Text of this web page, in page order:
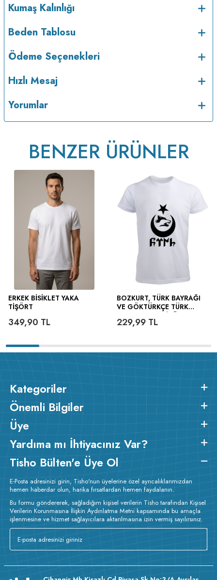
Kumaş Kalınlığı
Beden Tablosu
Ödeme Seçenekleri
Hızlı Mesaj
Yorumlar
BENZER ÜRÜNLER
ERKEK BISIKLET YAKA
TIŞÖRT
349,90 TL
BOZKURT, TÜRK BAYRAĞI
VE GÖKTÜRKÇE TÜRK
229,99TL
Kategoriler
Önemli Bilgiler
Üye
Yardıma mı İhtiyacınız Var?
Tisho Bülten'e Üye Ol
E-Posta adresinizi girin, Tisho'nun üyelerine özel ayrıcalıklarımızdan
hemen haberdar olun, harika fırsatlardan hemen faydalanın.
Bu formu göndererek, sağladığım kişisel verilerin Tisho tarafından Kişisel
Verilerin Korunmasına İlişkin Aydınlatma Metni kapsamında bu amaçla
işlenmesine ve hizmet sağlayıcılara aktarılmasına izin vermiş sayılırsınız.